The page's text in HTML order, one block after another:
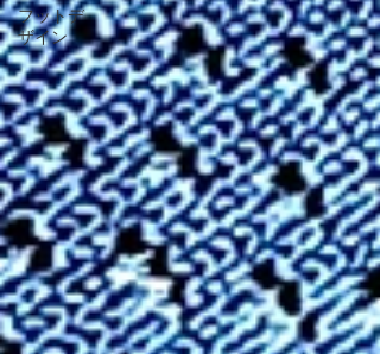
フットデ
ザイン